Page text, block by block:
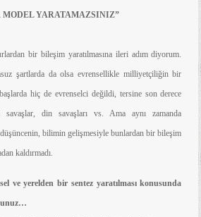
YARATAMAZSINIZ”
bir bileşim yaratılmasına ileri adım diyorum.
şartlarda da olsa evrensellikle milliyetçiliğin bir
başlarda hiç de evrenselci değildi, tersine son derece
savaşlar, din savaşları vs. Ama aynı zamanda
bilimin gelişmesiyle bunlardan bir bileşim
kaldırmadı.
ve yerelden bir sentez yaratılması konusunda